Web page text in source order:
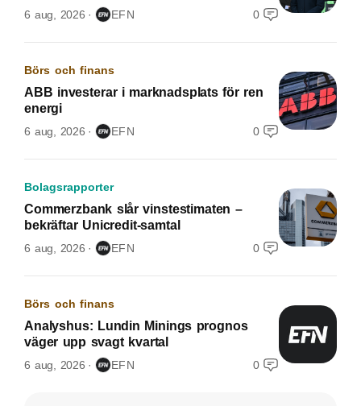
6 aug, 2026 EFN 0
Börs och finans
ABB investerar i marknadsplats för ren
energi
6 aug, 2026 EFN 0
Bolagsrapporter
Commerzbank slår vinstestimaten –
bekräftar Unicredit-samtal
6 aug, 2026 EFN 0
Börs och finans
Analyshus: Lundin Minings prognos
väger upp svagt kvartal
6 aug, 2026 EFN 0